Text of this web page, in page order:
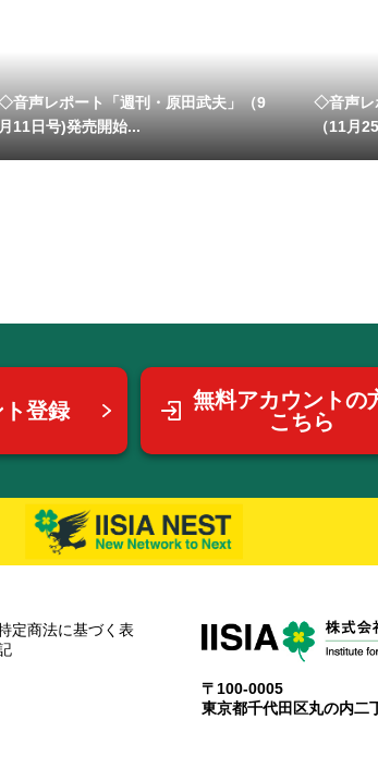
音声レポート「週刊・原田武夫」（9
月11日号)発売開始...
◇音声レ
（11月
登録
無料アカウントの
こちら
定商法に基づく表
〒100-0005
東京都千代田区丸の内二